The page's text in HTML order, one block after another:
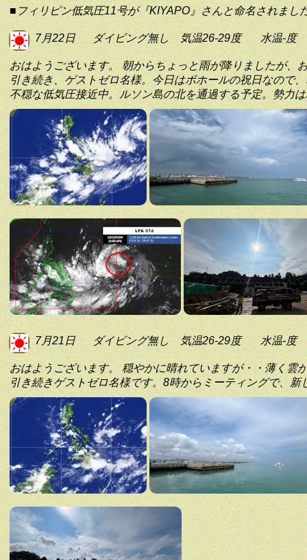
■フィリピン低気圧11号が『KIYAPO』さんと命名されまし
7月22日 ダイビング無し 気温26-29度 水温-度
おはようございます。 朝からちょっと雨が降りましたが、
引き続き、ゲストゼロ名様。今日はボホールの祝日なので
不穏な低気圧接近中。ルソン島の北を通過する予定。勢力
7月21日 ダイビング無し 気温26-29度 水温-度
おはようございます。 穏やかに晴れていますが・・薄く雲
引き続きゲストゼロ名様です。8時からミーティングで、新